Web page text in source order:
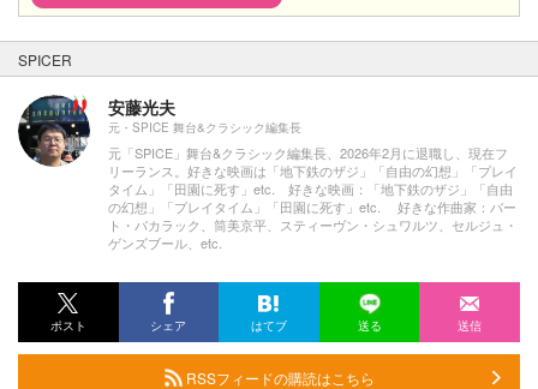
SPICER
安藤光夫
元・SPICE 舞台&クラシック編集長
元「SPICE」舞台&クラシック編集長、2026年2月に退職し、現在フ
リーランス。好きな映画は「地下鉄のザジ」「自由の幻想」「プレイ
タイム」「田園に死す」etc. 好きな映画：「地下鉄のザジ」「自由
の幻想」「プレイタイム」「田園に死す」etc. 好きな作曲家：バー
ト・バカラック、筒美京平、スティーヴン・シュワルツ、セルジュ・
ゲンズブール、etc.
ポスト シェア はてブ 送る 送信
RSSフィードの購読はこちら